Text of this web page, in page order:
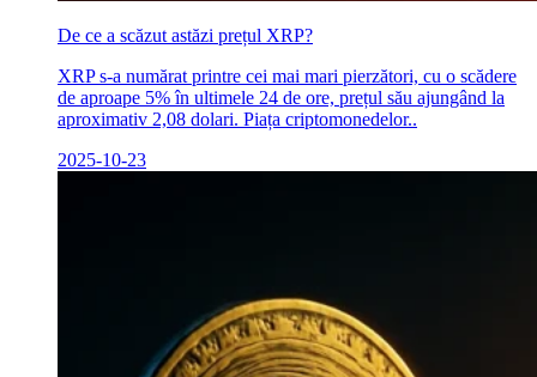
De ce a scăzut astăzi prețul XRP?
XRP s-a numărat printre cei mai mari pierzători, cu o scădere
de aproape 5% în ultimele 24 de ore, prețul său ajungând la
aproximativ 2,08 dolari. Piața criptomonedelor..
2025-10-23